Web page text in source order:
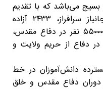
بسیج می‌باشد که با تقدیم
۳۶۰۰۰ شهید دانش‌آموز، ۲۸۵۳ جانباز سرافراز، ۲۴۳۳ آزاده
قهرمان و حضور مداوم و مکرر ۵۵۰۰۰۰ نفر در دفاع مقدس،
دفاع از حریم ولایت و
دانش‌آموزان در خط
دوران دفاع مقدس و خلق